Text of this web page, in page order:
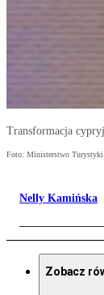
Transformacja
Foto: Ministerstwo
Nelly Kamińska
Zobacz